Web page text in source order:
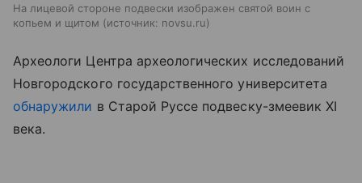
На лицевой стороне подвески изображен святой воин с
копьем и щитом
источник: novsu.ru
Археологи Центра археологических исследований
Новгородского государственного университета
обнаружили в Старой Руссе подвеску-змеевик XI
века.